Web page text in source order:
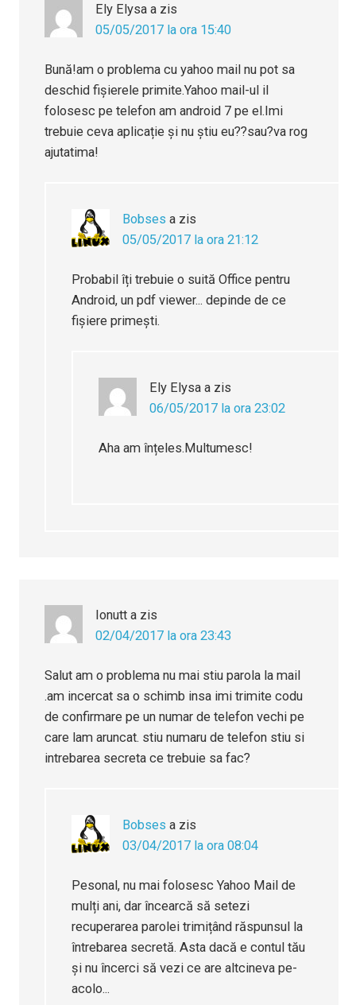
Ely Elysa a zis
05/05/2017 la ora 15:40
Bună!am o problema cu yahoo mail nu pot sa
deschid fișierele primite.Yahoo mail-ul il
folosesc pe telefon am android 7 pe el.Imi
trebuie ceva aplicație și nu știu eu??sau?va rog
ajutatima!
Bobses a zis
05/05/2017 la ora 21:12
Probabil îți trebuie o suită Office pentru
Android, un pdf viewer... depinde de ce
fișiere primești.
Ely Elysa a zis
06/05/2017 la ora 23:02
Aha am înțeles.Multumesc!
Ionutt a zis
02/04/2017 la ora 23:43
Salut am o problema nu mai stiu parola la mail
.am incercat sa o schimb insa imi trimite codu
de confirmare pe un numar de telefon vechi pe
care lam aruncat. stiu numaru de telefon stiu si
intrebarea secreta ce trebuie sa fac?
Bobses a zis
03/04/2017 la ora 08:04
Pesonal, nu mai folosesc Yahoo Mail de
mulți ani, dar încearcă să setezi
recuperarea parolei trimițând răspunsul la
întrebarea secretă. Asta dacă e contul tău
și nu încerci să vezi ce are altcineva pe-
acolo...